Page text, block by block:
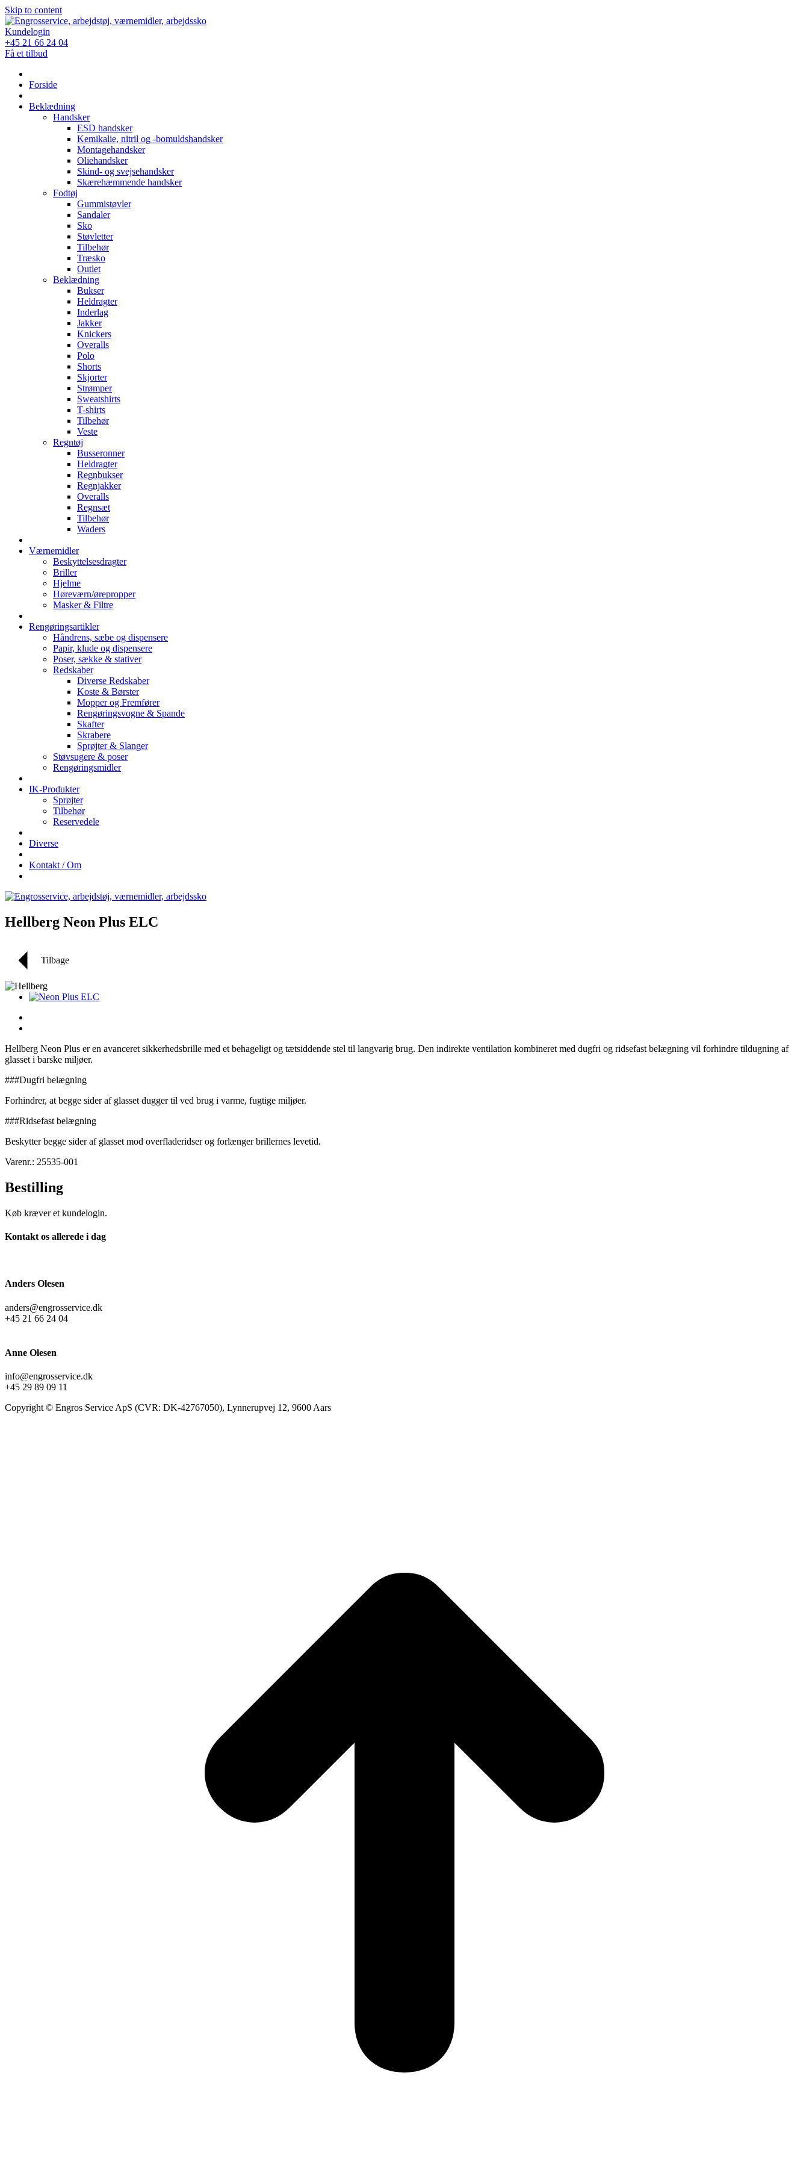
Skip to content
Kundelogin
+45 21 66 24 04
Få et tilbud
Forside
Beklædning
Handsker
ESD handsker
Kemikalie, nitril og -bomuldshandsker
Montagehandsker
Oliehandsker
Skind- og svejsehandsker
Skærehæmmende handsker
Fodtøj
Gummistøvler
Sandaler
Sko
Støvletter
Tilbehør
Træsko
Outlet
Beklædning
Bukser
Heldragter
Inderlag
Jakker
Knickers
Overalls
Polo
Shorts
Skjorter
Strømper
Sweatshirts
T-shirts
Tilbehør
Veste
Regntøj
Busseronner
Heldragter
Regnbukser
Regnjakker
Overalls
Regnsæt
Tilbehør
Waders
Værnemidler
Beskyttelsesdragter
Briller
Hjelme
Høreværn/ørepropper
Masker & Filtre
Rengøringsartikler
Håndrens, sæbe og dispensere
Papir, klude og dispensere
Poser, sække & stativer
Redskaber
Diverse Redskaber
Koste & Børster
Mopper og Fremfører
Rengøringsvogne & Spande
Skafter
Skrabere
Sprøjter & Slanger
Støvsugere & poser
Rengøringsmidler
IK-Produkter
Sprøjter
Tilbehør
Reservedele
Diverse
Kontakt / Om
Hellberg Neon Plus ELC
Tilbage
Hellberg Neon Plus er en avanceret sikkerhedsbrille med et behageligt og tætsiddende stel til langvarig brug. Den indirekte ventilation kombineret med dugfri og ridsefast belægning vil forhindre tildugning af
glasset i barske miljøer.
###Dugfri belægning
Forhindrer, at begge sider af glasset dugger til ved brug i varme, fugtige miljøer.
###Ridsefast belægning
Beskytter begge sider af glasset mod overfladeridser og forlænger brillernes levetid.
Varenr.: 25535-001
Bestilling
Køb kræver et kundelogin.
Kontakt os allerede i dag
Anders Olesen
anders@engrosservice.dk
+45 21 66 24 04
Anne Olesen
info@engrosservice.dk
+45 29 89 09 11
Copyright © Engros Service ApS (CVR: DK-42767050), Lynnerupvej 12, 9600 Aars